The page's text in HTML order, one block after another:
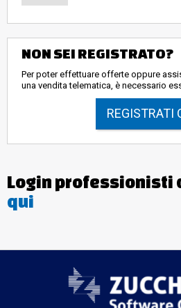
NON SEI REGISTRATO?
Per poter effettuare offerte oppure
una vendita telematica, è necessario
REGISTRATI
Login professionisti
qui